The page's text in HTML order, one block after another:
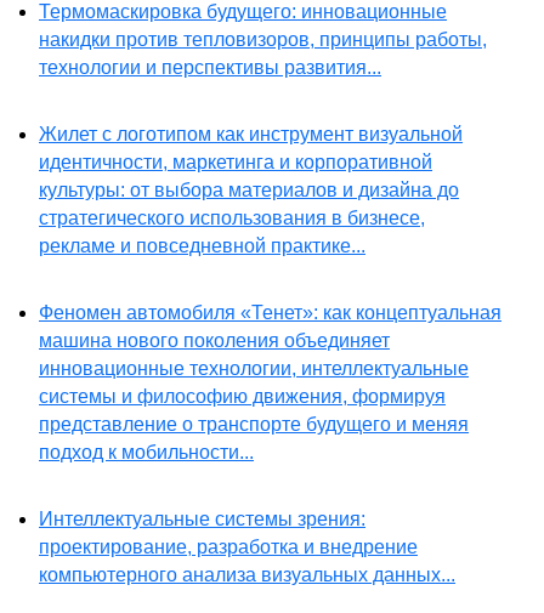
Термомаскировка будущего: инновационные
накидки против тепловизоров, принципы работы,
технологии и перспективы развития...
Жилет с логотипом как инструмент визуальной
идентичности, маркетинга и корпоративной
культуры: от выбора материалов и дизайна до
стратегического использования в бизнесе,
рекламе и повседневной практике...
Феномен автомобиля «Тенет»: как концептуальная
машина нового поколения объединяет
инновационные технологии, интеллектуальные
системы и философию движения, формируя
представление о транспорте будущего и меняя
подход к мобильности...
Интеллектуальные системы зрения:
проектирование, разработка и внедрение
компьютерного анализа визуальных данных...